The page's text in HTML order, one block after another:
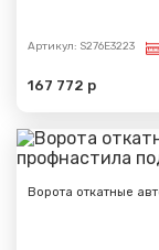
Артикул: S276E3223
167 772 р
Ворота откатные